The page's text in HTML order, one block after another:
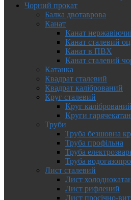
Чорний прокат
Балка двотаврова
Канат
Канат
Канат сталевий
Канат в ПВХ
Канат сталевий
Катанка
Квадрат сталевий
Квадрат калібрований
Круг сталевий
Круг калібрований
Круги
Труби
Труба безшовна
Труба профільна
Труба
Труба
Лист сталевий
Лист
Лист рифлений
Лист просічно-